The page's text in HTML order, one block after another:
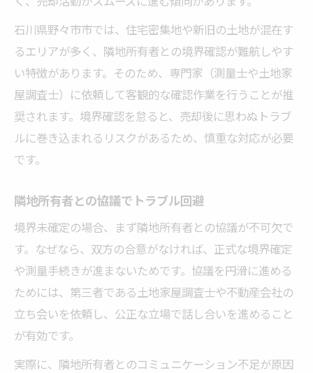
🏠 かんたん無料査定
※しつこい営業は一切ありません※ご入力いた
だいた情報は査定以外には使用いたしません
石川県野々市市では、住宅密集地や新旧の土地が混在す
るエリアが多く、隣地所有者との境界確認が難航しやす
い特徴があります。そのため、専門家（測量士や土地家
屋調査士）に依頼して客観的な確認作業を行うことが推
奨されます。境界確認を怠ると、売却後に思わぬトラブ
ルに巻き込まれるリスクがあるため、慎重な対応が必要
です。
隣地所有者との協議でトラブル回避
境界未確定の場合、まず隣地所有者との協議が不可欠で
す。なぜなら、双方の合意がなければ、正式な境界確定
や測量手続きが進まないためです。協議を円滑に進める
ためには、第三者である土地家屋調査士や不動産会社の
立ち会いを依頼し、公正な立場で話し合いを進めること
が有効です。
実際に、隣地所有者とのコミュニケーション不足が原因